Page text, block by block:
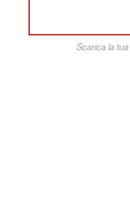
Scarica la tua